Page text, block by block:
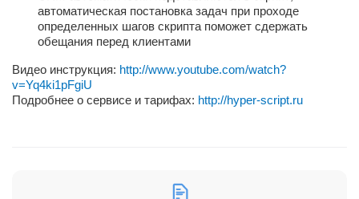
автоматическая постановка задач при проходе
определенных шагов скрипта поможет сдержать
обещания перед клиентами
Видео инструкция: http://www.youtube.com/watch?
v=Yq4ki1pFgiU
Подробнее о сервисе и тарифах: http://hyper-script.ru